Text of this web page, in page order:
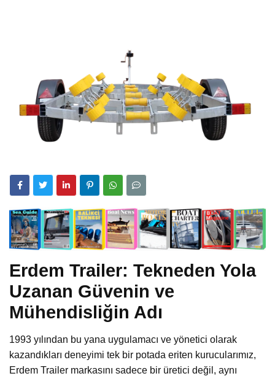
Erdem Trailer: Tekneden Yola
Uzanan Güvenin ve
Mühendisliğin Adı
1993 yılından bu yana uygulamacı ve yönetici olarak
kazandıkları deneyimi tek bir potada eriten kurucularımız,
Erdem Trailer markasını sadece bir üretici değil, aynı